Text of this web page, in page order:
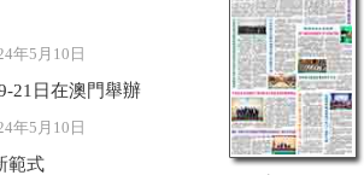
日
21日在澳門舉辦
日
範式